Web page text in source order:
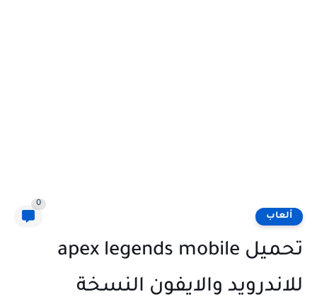
ألعاب
0
تحميل apex legends mobile
للاندرويد والايفون النسخة